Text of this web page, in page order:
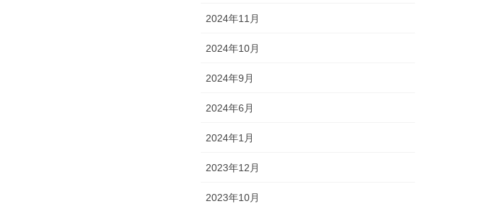
2024年11月
2024年10月
2024年9月
2024年6月
2024年1月
2023年12月
2023年10月